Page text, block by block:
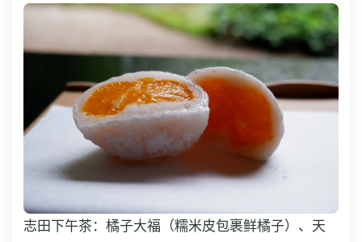
志田下午茶：橘子大福（糯米皮包裹鲜橘子）、天